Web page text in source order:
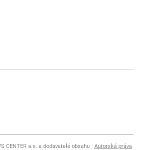
CENTER a.s. a dodavatelé obsahu Autorská práva